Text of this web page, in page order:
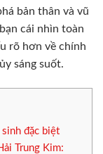
bản thân và vũ
cái nhìn toàn
rõ hơn về chính
sáng suốt.
đặc biệt
Trung Kim: